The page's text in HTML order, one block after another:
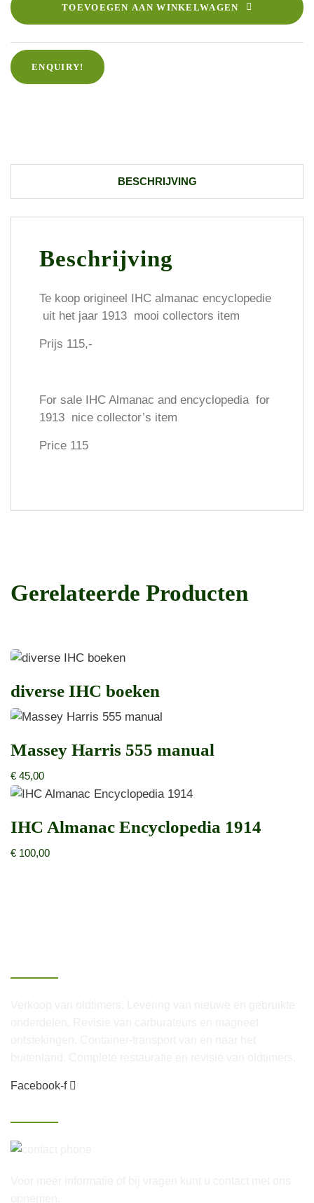
TOEVOEGEN AAN WINKELWAGEN
ENQUIRY!
BESCHRIJVING
Beschrijving
Te koop origineel IHC almanac encyclopedie
uit het jaar 1913 mooi collectors item
Prijs 115,-
For sale IHC Almanac and encyclopedia for
1913 nice collector’s item
Price 115
Gerelateerde Producten
diverse IHC boeken
Massey Harris 555 manual
€ 45,00
IHC Almanac Encyclopedia 1914
€ 100,00
Facebook-f